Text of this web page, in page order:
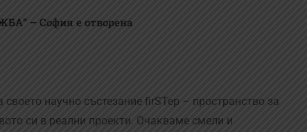
– София е отворена
научно състезание firSTep – пространство за
си в реални проекти. Очакваме смели и